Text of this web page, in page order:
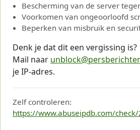
Bescherming van de server
Voorkomen van ongeoorloofd
Beperken van misbruik en
Denk je dat dit een vergissing is?
Mail naar
je IP-adres.
Zelf controleren:
https://www.abuseipdb.com/